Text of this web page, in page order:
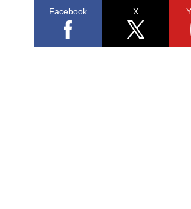
Facebook X